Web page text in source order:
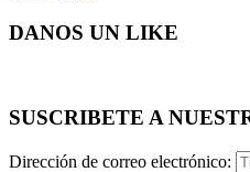
DANOS UN LIKE
SUSCRIBETE A
Dirección de correo electrónico: